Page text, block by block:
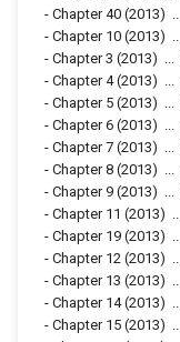
- Chapter 40 (2013)
- Chapter 10 (2013)
- Chapter 3 (2013)
- Chapter 4(2013)
- Chapter 5 (2013)
- Chapter 6 (2013)
- Chapter 7 (2013)
- Chapter 8 (2013)
- Chapter 9 (2013)
- Chapter 11 (2013)
- Chapter 19 (2013)
- Chapter 12 (2013)
- Chapter 13 (2013)
- Chapter 14(2013)
- Chapter 15 (2013)